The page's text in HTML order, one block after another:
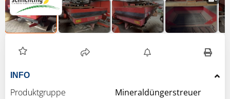
INFO
Produktgruppe
Mineraldüngerstreuer